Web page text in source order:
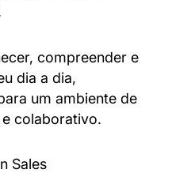
compreender e
dia a dia,
um ambiente de
colaborativo.
Sales